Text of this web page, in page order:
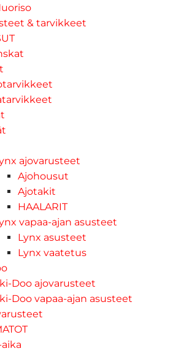
& tarvikkeet
ajovarusteet
Ajohousut
Ajotakit
HAALARIT
vapaa-ajan asusteet
Lynx asusteet
Lynx vaatetus
Doo ajovarusteet
Doo vapaa-ajan asusteet